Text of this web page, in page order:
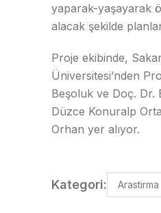
yaparak-yaşayarak
alacak şekilde
Proje ekibinde,
Üniversitesi’nden
Beşoluk ve Doç. Dr.
Düzce Konuralp
Orhan yer alıyor.
Kategori: Arastirma